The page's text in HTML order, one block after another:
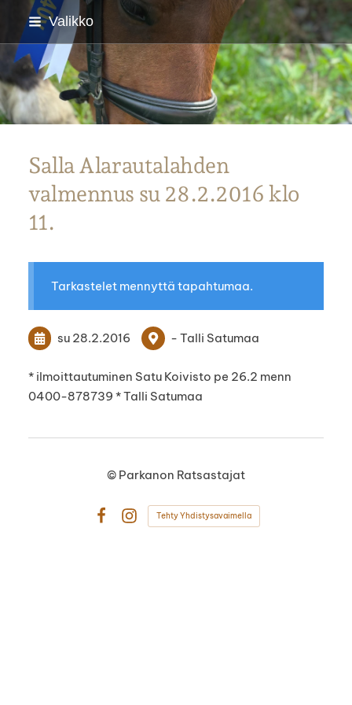
Siirry
sivun
sisältöön
Valikko
Parkanon Ratsastajat
Salla Alarautalahden
valmennus su 28.2.2016 klo
11.
Tarkastelet mennyttä tapahtumaa.
su 28.2.2016 - Talli Satumaa
* ilmoittautuminen Satu Koivisto pe 26.2 menn
0400-878739 * Talli Satumaa
© Parkanon Ratsastajat
Tehty Yhdistysavaimella